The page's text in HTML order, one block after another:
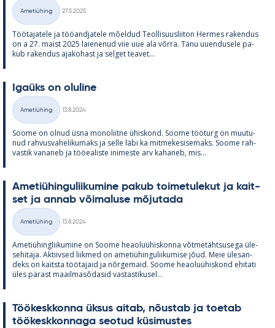
Kategooriad
Ametiühing
27.5.2025
Töö­ta­ja­tele ja töö­and­ja­tele mõel­dud Teol­li­suus­lii­ton Her­mes ra­ken­dus
on a 27. maist 2025 lai­e­ne­nud viie uue ala võrra. Tänu uu­en­dusele pa­
kub ra­ken­dus aja­ko­hast ja sel­get tea­vet...
Igaüks on olu­line
Kategooriad
Ametiühing
13.8.2024
Soome on ol­nud üsna mo­no­liitne ühis­kond. Soome töö­turg on muu­tu­
nud rah­vus­va­he­li­ku­maks ja selle läbi ka mit­me­ke­si­se­maks. Soome rah­
vas­tik va­na­neb ja töö­ea­liste ini­meste arv ka­ha­neb, mis...
Ame­tiü­hin­gu­lii­ku­mine pa­kub toi­me­tu­le­kut ja kait­
set ja an­nab või­ma­luse mõ­ju­tada
Kategooriad
Ametiühing
13.8.2024
Ame­tiü­hinglii­ku­mine on Soome heao­luü­his­konna võt­me­täht­susega üle­
se­hi­taja. Ak­tiiv­sed liik­med on ame­tiü­hin­gu­lii­ku­mise jõud. Meie üle­san­
deks on kaitsta töö­ta­jaid ja nõr­ge­maid. Soome heao­luü­his­kond ehi­tati
üles pä­rast maa­il­masõ­da­sid vas­tas­ti­kusel...
Töö­kesk­konna ük­sus ai­tab, nõus­tab ja toe­tab
töö­kesk­kon­naga seo­tud kü­si­mus­tes